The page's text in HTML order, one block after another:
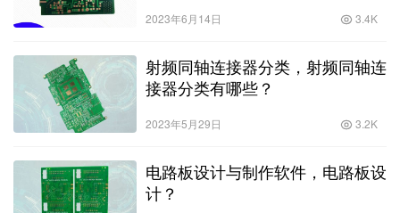
2023年6月14日 3.4K
射频同轴连接器分类，射频同轴连
接器分类有哪些？
2023年5月29日 3.2K
电路板设计与制作软件，电路板设
计？